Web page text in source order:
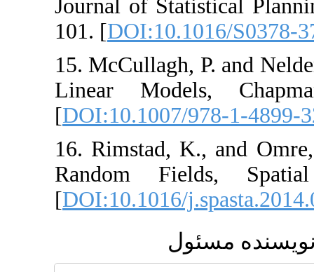
Journal of
101. [
15. McCullagh,
Linear
[DOI:10.1007/
16. Rimstad, K.,
Random
[DOI:10.1016/